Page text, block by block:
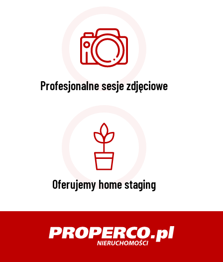
Profesjonalne sesje zdjęciowe
Oferujemy home staging